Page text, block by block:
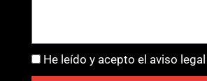
He leído y acepto el aviso legal